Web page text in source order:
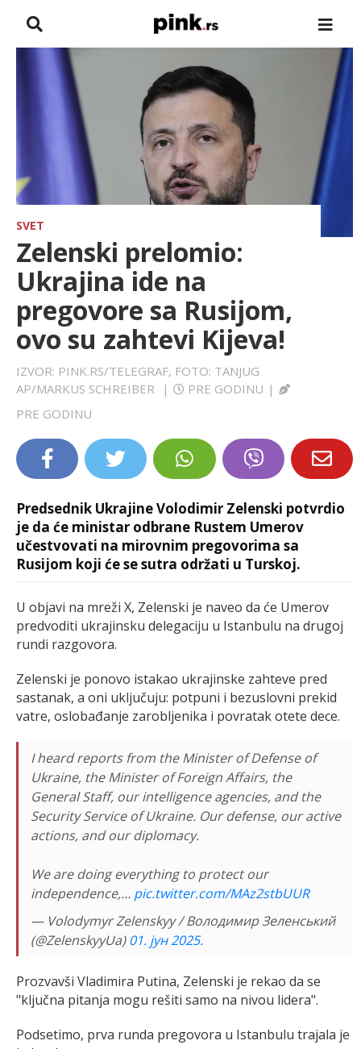
NASLOVNA
SHOWBIZ
HRONIKA
FARMERI
SPORT
EXTRA
SVET
Zelenski prelomio:
Ukrajina ide na
pregovore sa Rusijom,
ovo su zahtevi Kijeva!
IZVOR: PINK.RS/TELEGRAF, FOTO: TANJUG
AP/MARKUS SCHREIBER
| PRE GODINU |
PRE GODINU
Predsednik Ukrajine Volodimir Zelenski potvrdio
je da će ministar odbrane Rustem Umerov
učestvovati na mirovnim pregovorima sa
Rusijom koji će se sutra održati u Turskoj.
U objavi na mreži X, Zelenski je naveo da će Umerov
predvoditi ukrajinsku delegaciju u Istanbulu na drugoj
rundi razgovora.
Zelenski je ponovo istakao ukrajinske zahteve pred
sastanak, a oni uključuju: potpuni i bezuslovni prekid
vatre, oslobađanje zarobljenika i povratak otete dece.
I heard reports from the Minister of Defense of
Ukraine, the Minister of Foreign Affairs, the
General Staff, our intelligence agencies, and the
Security Service of Ukraine. Our defense, our active
actions, and our diplomacy.
We are doing everything to protect our
independence,… pic.twitter.com/MAz2stbUUR
— Volodymyr Zelenskyy / Володимир Зеленський
(@ZelenskyyUa)01. јун 2025.
Prozvavši Vladimira Putina, Zelenski je rekao da se
"ključna pitanja mogu rešiti samo na nivou lidera".
Podsetimo, prva runda pregovora u Istanbulu trajala je